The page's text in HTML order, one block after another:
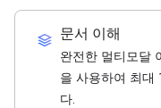
stacks 문서 이해
완전한 멀티모달
을 사용하여 최대
다.